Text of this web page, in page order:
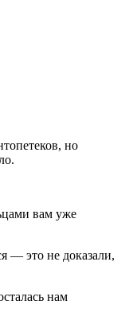
но
вам уже
— это не доказали,
нам